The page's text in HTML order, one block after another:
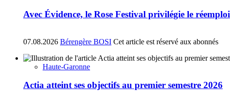
Avec Évidence, le Rose Festival privilégie le réemploi
07.08.2026 Bérengère BOSI Cet article est réservé aux abonnés
Haute-Garonne
Actia atteint ses objectifs au premier semestre 2026